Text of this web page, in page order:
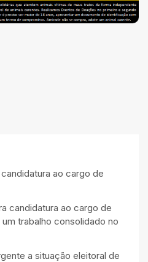
ao cargo de
candidatura ao cargo de
trabalho consolidado no
a situação eleitoral de